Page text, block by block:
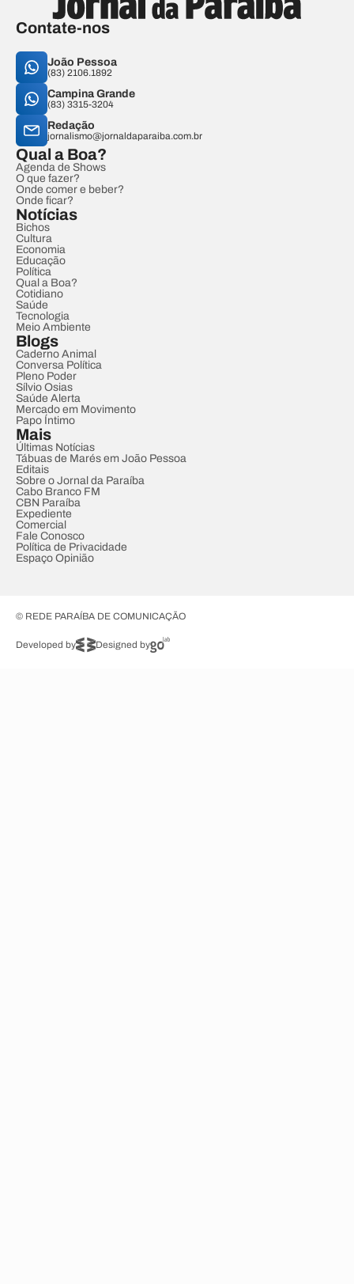
Contate-nos
João Pessoa
(83) 2106.1892
Campina Grande
(83) 3315-3204
Redação
jornalismo@jornaldaparaiba.com.br
Qual a Boa?
Agenda de Shows
O que fazer?
Onde comer e beber?
Onde ficar?
Notícias
Bichos
Cultura
Economia
Educação
Política
Qual a Boa?
Cotidiano
Saúde
Tecnologia
Meio Ambiente
Blogs
Caderno Animal
Conversa Política
Pleno Poder
Sílvio Osias
Saúde Alerta
Mercado em Movimento
Papo Íntimo
Mais
Últimas Notícias
Tábuas de Marés em João Pessoa
Editais
Sobre o Jornal da Paraíba
Cabo Branco FM
CBN Paraíba
Expediente
Comercial
Fale Conosco
Política de Privacidade
Espaço Opinião
© REDE PARAÍBA DE COMUNICAÇÃO
Developed by Designed by